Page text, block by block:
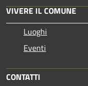
VIVERE IL COMUNE
Luoghi
Eventi
CONTATTI